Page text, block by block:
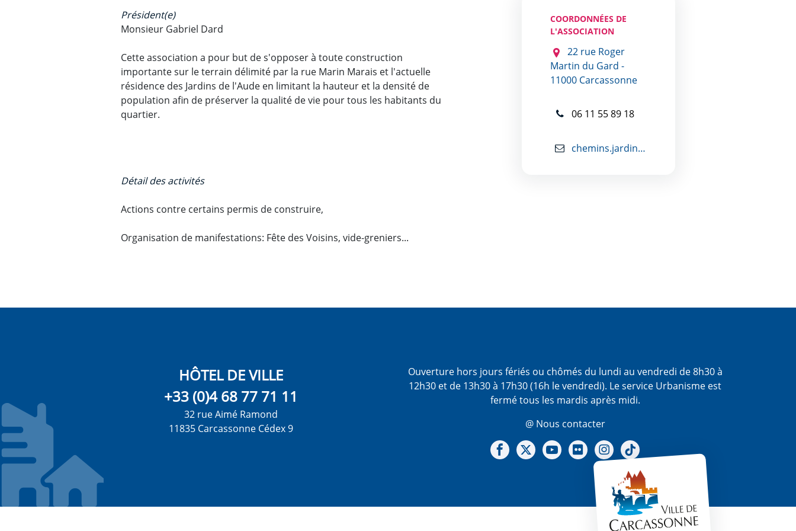
Président(e)
Monsieur Gabriel Dard
Cette association a pour but de s'opposer à toute construction
importante sur le terrain délimité par la rue Marin Marais et l'actuelle
résidence des Jardins de l'Aude en limitant la hauteur et la densité de
population afin de préserver la qualité de vie pour tous les habitants du
quartier.
Détail des activités
Actions contre certains permis de construire,
Organisation de manifestations: Fête des Voisins, vide-greniers...
COORDONNÉES DE
L'ASSOCIATION
22 rue Roger
Martin du Gard -
11000 Carcassonne
06 11 55 89 18
chemins.jardins.verts@gmail.com
HÔTEL DE VILLE
+33 (0)4 68 77 71 11
32 rue Aimé Ramond
11835 Carcassonne Cédex 9
Ouverture hors jours fériés ou chômés du lundi au vendredi de 8h30 à
12h30 et de 13h30 à 17h30 (16h le vendredi). Le service Urbanisme est
fermé tous les mardis après midi.
@ Nous contacter
Notre Facebook
Notre X - (twitter)
Notre chaine Youtube
Notre Gallerie sur Flickr
Notre Instagram